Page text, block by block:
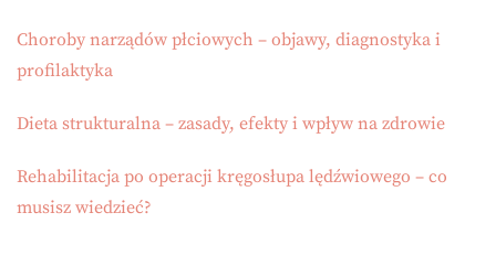
Choroby narządów płciowych – objawy, diagnostyka i
profilaktyka
Dieta strukturalna – zasady, efekty i wpływ na zdrowie
Rehabilitacja po operacji kręgosłupa lędźwiowego – co
musisz wiedzieć?